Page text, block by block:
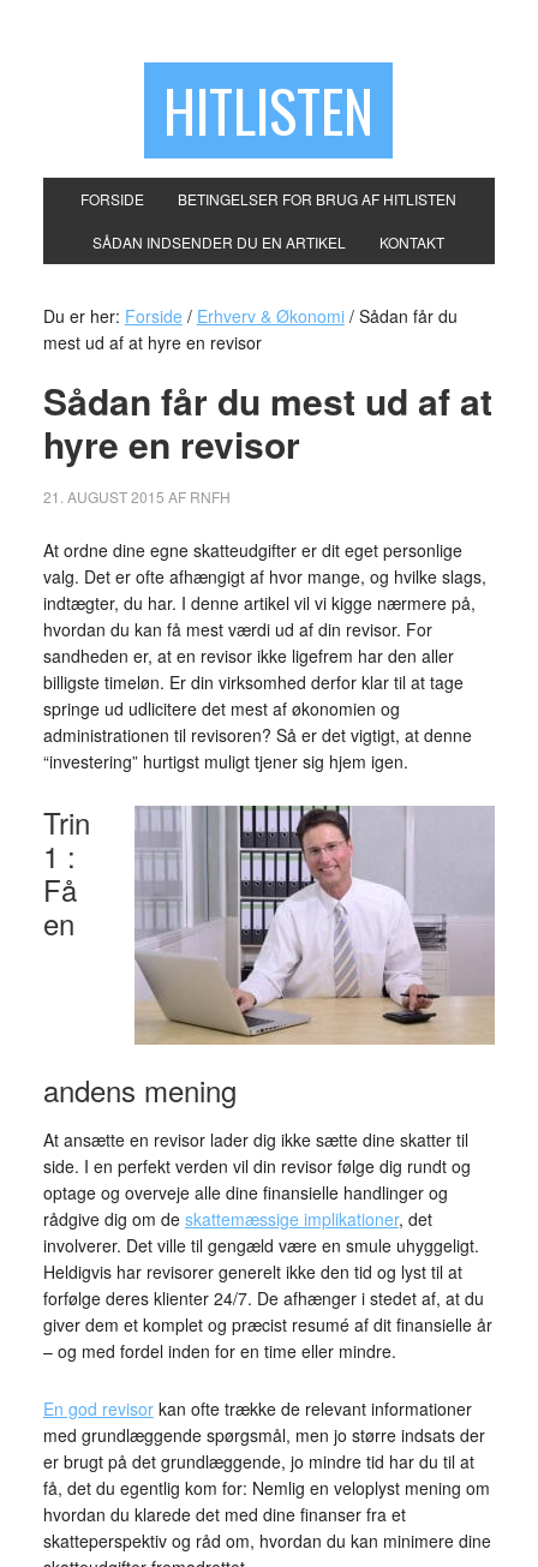
HITLISTEN
FORSIDE BETINGELSER FOR BRUG AF HITLISTEN
SÅDAN INDSENDER DU EN ARTIKEL KONTAKT
Du er her: Forside / Erhverv & Økonomi /Sådan får du
mest ud af at hyre en revisor
Sådan får du mest ud af at
hyre en revisor
21. AUGUST 2015 AF RNFH
At ordne dine egne skatteudgifter er dit eget personlige
valg. Det er ofte afhængigt af hvor mange, og hvilke slags,
indtægter, du har. I denne artikel vil vi kigge nærmere på,
hvordan du kan få mest værdi ud af din revisor. For
sandheden er, at en revisor ikke ligefrem har den aller
billigste timeløn. Er din virksomhed derfor klar til at tage
springe ud udlicitere det mest af økonomien og
administrationen til revisoren? Så er det vigtigt, at denne
“investering” hurtigst muligt tjener sig hjem igen.
Trin
1 :
Få
en
andens mening
At ansætte en revisor lader dig ikke sætte dine skatter til
side. I en perfekt verden vil din revisor følge dig rundt og
optage og overveje alle dine finansielle handlinger og
rådgive dig om de skattemæssige implikationer, det
involverer. Det ville til gengæld være en smule uhyggeligt.
Heldigvis har revisorer generelt ikke den tid og lyst til at
forfølge deres klienter 24/7. De afhænger i stedet af, at du
giver dem et komplet og præcist resumé af dit finansielle år
– og med fordel inden for en time eller mindre.
En god revisorkan ofte trække de relevant informationer
med grundlæggende spørgsmål, men jo større indsats der
er brugt på det grundlæggende, jo mindre tid har du til at
få, det du egentlig kom for: Nemlig en veloplyst mening om
hvordan du klarede det med dine finanser fra et
skatteperspektiv og råd om, hvordan du kan minimere dine